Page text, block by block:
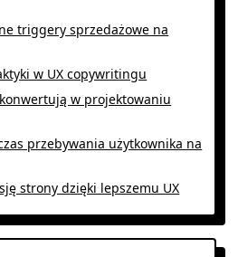
triggery sprzedażowe na
w UX copywritingu
w projektowaniu
przebywania użytkownika na
strony dzięki lepszemu UX